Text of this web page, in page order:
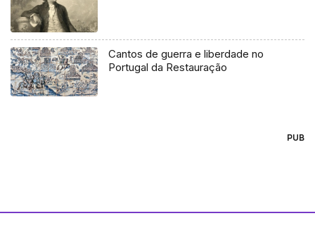
Cantos de guerra e liberdade no
Portugal da Restauração
PUB